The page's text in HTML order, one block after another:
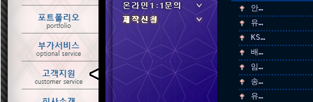
안…
유…
KS…
배…
임…
송…
유…
ㆍ 공지사항
ㆍ 자주묻는질문